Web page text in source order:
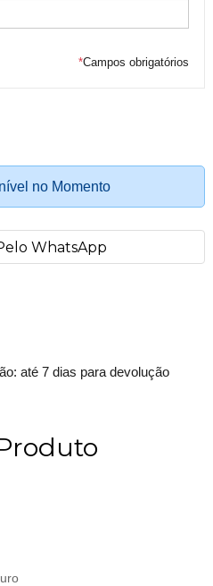
*Campos obrigatórios
no Momento
WhatsApp
até 7 dias para devolução